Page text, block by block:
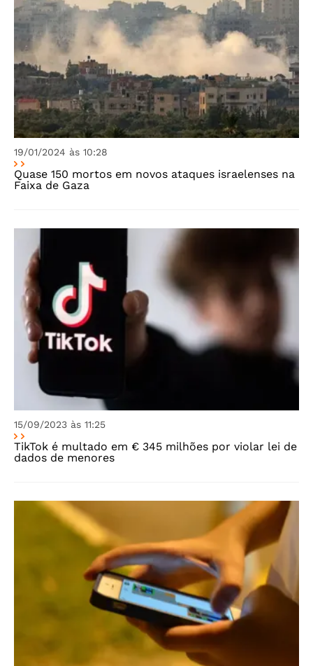
19/01/2024 às 10:28
Quase 150 mortos em novos ataques israelenses na
Faixa de Gaza
15/09/2023 às 11:25
TikTok é multado em € 345 milhões por violar lei de
dados de menores